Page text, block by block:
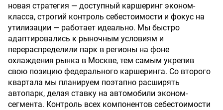
новая стратегия — доступный каршеринг эконом-
класса, строгий контроль себестоимости и фокус на
утилизации — работает идеально. Мы быстро
адаптировались к рыночным условиям и
перераспределили парк в регионы на фоне
охлаждения рынка в Москве, тем самым укрепив
свою позицию федерального каршеринга. Со второго
квартала мы планируем поэтапно расширять
автопарк, делая ставку на автомобили эконом-
сегмента. Контроль всех компонентов себестоимости